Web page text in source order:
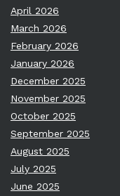
April 2026
March 2026
February 2026
January 2026
December 2025
November 2025
October 2025
September 2025
August 2025
July 2025
June 2025